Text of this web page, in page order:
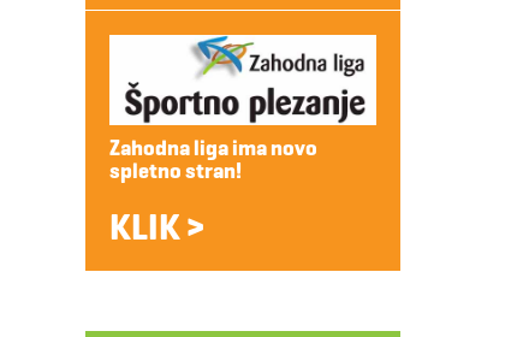
Zahodna liga ima novo
spletno stran!
KLIK >